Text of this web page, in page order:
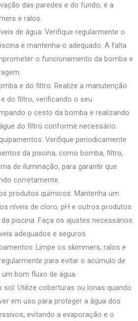
das paredes e do fundo, e a
e ralos.
de água: Verifique regularmente o
e mantenha-o adequado. A falta
o funcionamento da bomba e
e do filtro: Realize a manutenção
do filtro, verificando o seu
o cesto da bomba e realizando
do filtro conforme necessário.
Verifique periodicamente
da piscina, como bomba, filtro,
de iluminação, para garantir que
corretamente.
produtos químicos: Mantenha um
níveis de cloro, pH e outros produtos
piscina. Faça os ajustes necessários
adequados e seguros.
Limpe os skimmers, ralos e
para evitar o acúmulo de
bom fluxo de água.
Utilize coberturas ou lonas quando
em uso para proteger a água dos
evitando a evaporação e o